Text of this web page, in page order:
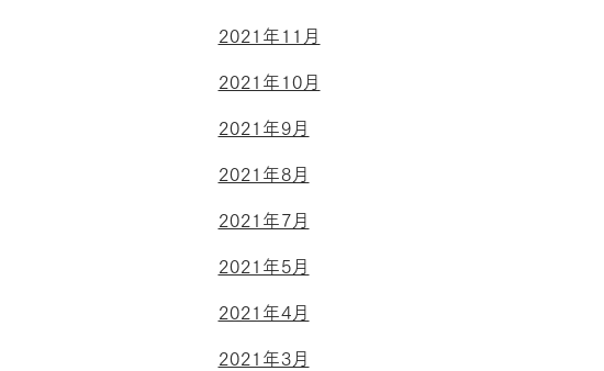
2021年11月
2021年10月
2021年9月
2021年8月
2021年7月
2021年5月
2021年4月
2021年3月